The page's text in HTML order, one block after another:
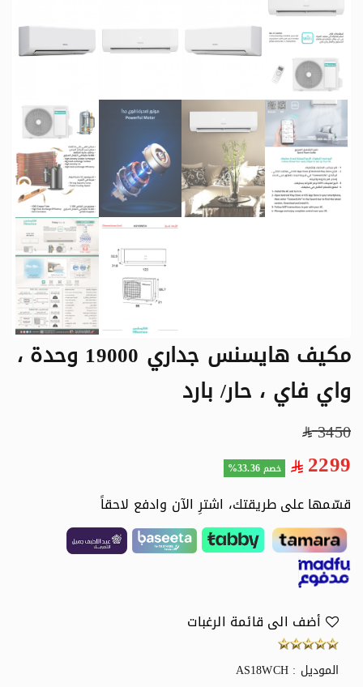
مكيف هايسنس جداري 19000 وحدة ،
واي فاي ، حار/ بارد
3450
2299 خصم33.36%
قسّمها على طريقتك، اشترِ الآن وادفع لاحقاً
أضف الى قائمة الرغبات
الموديل : AS18WCH